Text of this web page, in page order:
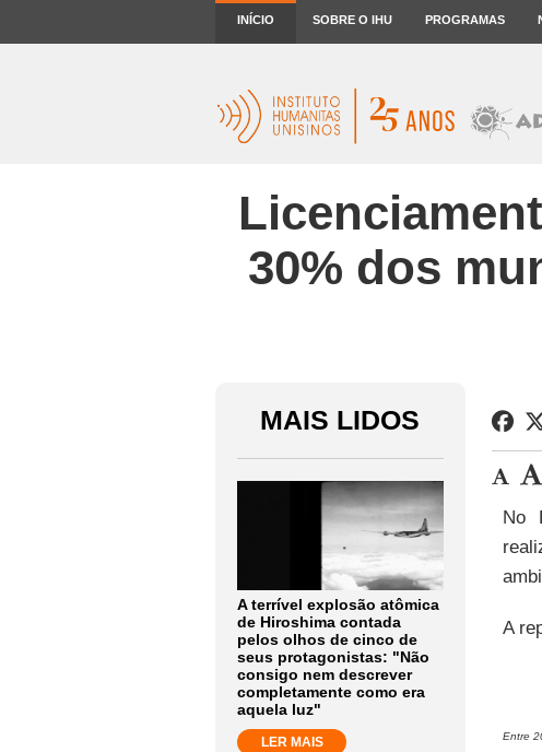
INÍCIO SOBRE O IHU PROGRAMAS
30% dos
MAIS LIDOS
A terrível explosão atômica
de Hiroshima contada
pelos olhos de cinco de
seus protagonistas: "Não
consigo nem descrever
completamente como era
aquela luz"
LER MAIS
No
A
Entre